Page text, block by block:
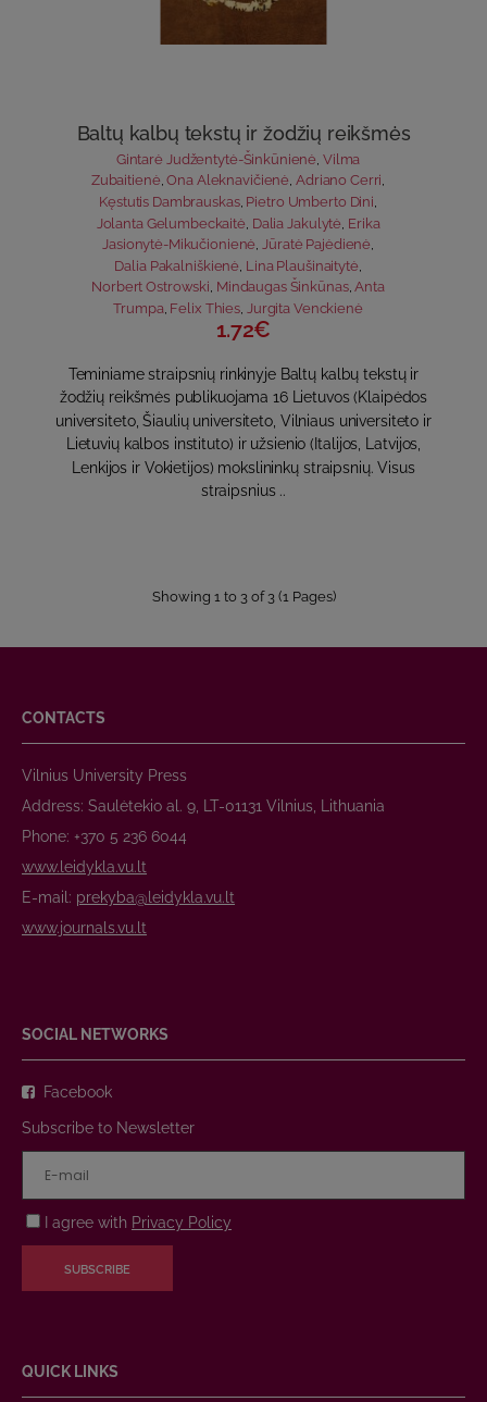
Baltų kalbų tekstų ir žodžių reikšmės
Gintarė Judžentytė-Šinkūnienė ,Vilma
Zubaitienė,Ona Aleknavičienė,Adriano Cerri,
Kęstutis Dambrauskas, Pietro Umberto Dini
Jolanta Gelumbeckaitė Dalia Jakulytė Erika
Jasionytė-Mikučionienė,Jūratė Pajėdienė,
Dalia Pakalniškienė Lina Plaušinaitytė
Norbert Ostrowski, Mindaugas Šinkūnas,Anta
Trumpa Felix Thies Jurgita Venckienė
1.72€
Teminiame straipsnių rinkinyje Baltų kalbų tekstų ir
žodžių reikšmės publikuojama 16 Lietuvos (Klaipėdos
universiteto, Šiaulių universiteto, Vilniaus universiteto ir
Lietuvių kalbos instituto) ir užsienio (Italijos, Latvijos,
Lenkijos ir Vokietijos) mokslininkų straipsnių. Visus
straipsnius ..
Showing 1 to 3 of 3 (1 Pages)
CONTACTS
Vilnius University Press
Address: Saulėtekio al. 9, LT-01131 Vilnius, Lithuania
Phone: +370 5 236 6044
www.leidykla.vu.lt
E-mail: prekyba@leidykla.vu.lt
www.journals.vu.lt
SOCIAL NETWORKS
Facebook
Subscribe to Newsletter
I agree with Privacy Policy
SUBSCRIBE
QUICK LINKS